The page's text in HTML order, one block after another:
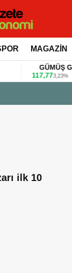
MAGAZİN
GÜMÜŞ GRAM
117,773,23%
ilk 10